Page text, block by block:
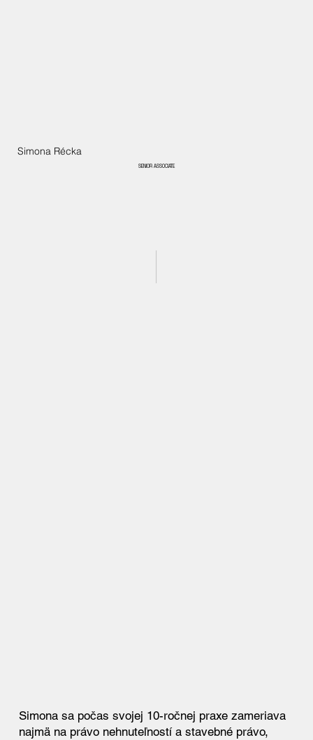
Simona Récka
SENIOR ASSOCIATE
Simona sa počas svojej 10-ročnej praxe zameriava
najmä na právo nehnuteľností a stavebné právo,